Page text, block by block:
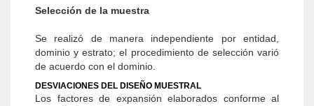
Selección de la muestra
Se realizó de manera independiente por entidad,
dominio y estrato; el procedimiento de selección varió
de acuerdo con el dominio.
DESVIACIONES DEL DISEÑO MUESTRAL
Los factores de expansión elaborados conforme al